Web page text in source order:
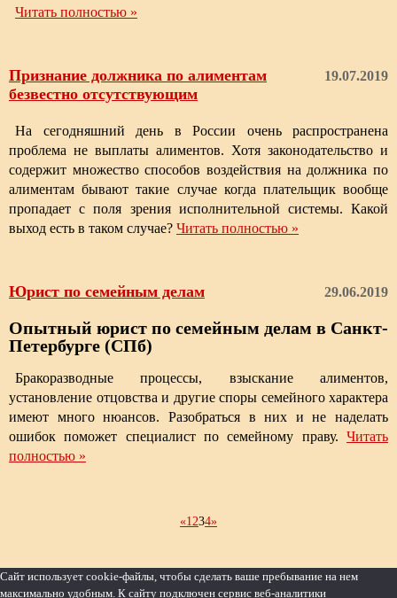
Читать полностью »
Признание должника по алиментам
безвестно отсутствующим
19.07.2019
На сегодняшний день в России очень распространена
проблема не выплаты алиментов. Хотя законодательство и
содержит множество способов воздействия на должника по
алиментам бывают такие случае когда плательщик вообще
пропадает с поля зрения исполнительной системы. Какой
выход есть в таком случае? Читать полностью »
Юрист по семейным делам 29.06.2019
Опытный юрист по семейным делам в Санкт-
Петербурге (СПб)
Бракоразводные процессы, взыскание алиментов,
установление отцовства и другие споры семейного характера
имеют много нюансов. Разобраться в них и не наделать
ошибок поможет специалист по семейному праву. Читать
полностью »
«1234»
Сайт использует cookie-файлы, чтобы сделать ваше пребывание на нем
максимально удобным. К cайту подключен сервис веб-аналитики